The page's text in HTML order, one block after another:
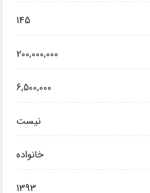
145
200,000,000
6,500,000
نیست
خانواده
1393